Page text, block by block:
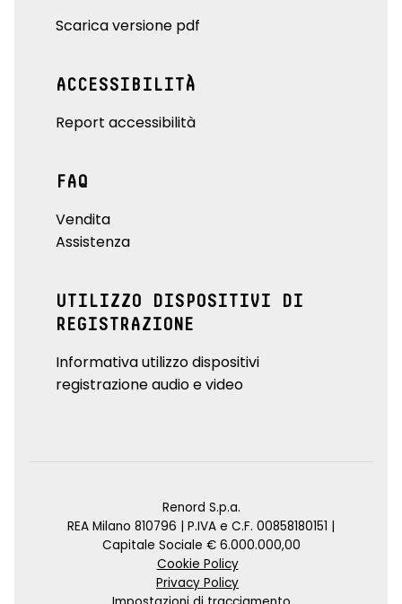
Scarica versione pdf
ACCESSIBILITÀ
Report accessibilità
FAQ
Vendita
Assistenza
UTILIZZO DISPOSITIVI DI
REGISTRAZIONE
Informativa utilizzo dispositivi
registrazione audio e video
Renord S.p.a.
REA Milano 810796 | P.IVA e C.F. 00858180151 |
Capitale Sociale € 6.000.000,00
Cookie Policy
Privacy Policy